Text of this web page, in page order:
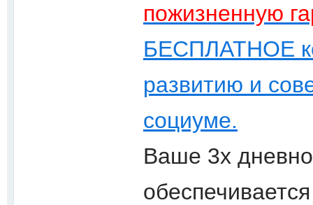
пожизненную
БЕСПЛАТНОЕ
развитию и
социуме.
Ваше 3х